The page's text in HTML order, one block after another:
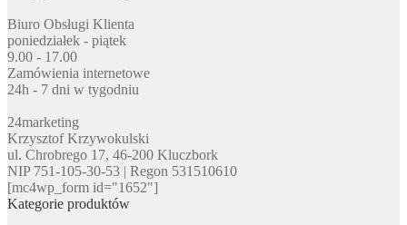
Biuro Obsługi Klienta
poniedziałek - piątek
9.00 - 17.00
Zamówienia internetowe
24h - 7 dni w tygodniu
24marketing
Krzysztof Krzywokulski
ul. Chrobrego 17, 46-200 Kluczbork
NIP 751-105-30-53 | Regon 531510610
[mc4wp_form id="1652"]
Kategorie produktów